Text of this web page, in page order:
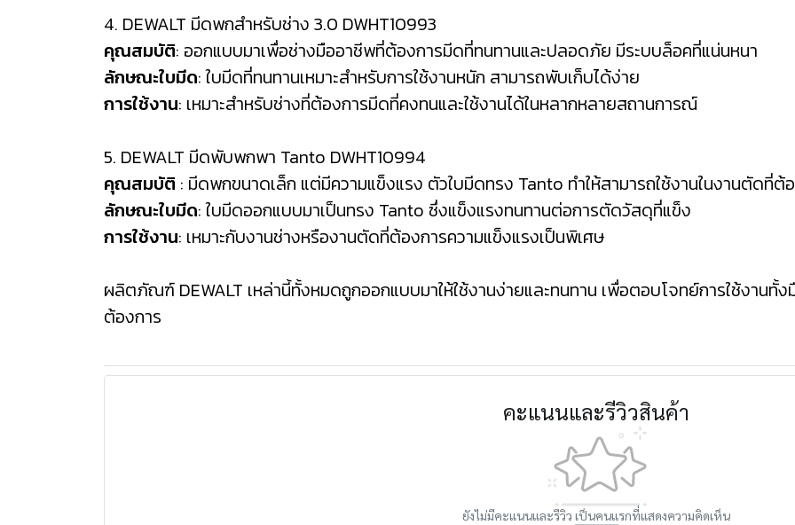
4. DEWALT มีดพกสำหรับช่าง 3.0 DWHT10993
คุณสมบัติ: ออกแบบมาเพื่อช่างมืออาชีพที่ต้องการมีดที่ทนทานและปลอดภัย มีระบบล็อคที่แน่นหนา
ลักษณะใบมีด: ใบมีดที่ทนทานเหมาะสำหรับการใช้งานหนัก สามารถพับเก็บได้ง่าย
การใช้งาน: เหมาะสำหรับช่างที่ต้องการมีดที่คงทนและใช้งานได้ในหลากหลายสถานการณ์
5. DEWALT มีดพับพกพา Tanto DWHT10994
คุณสมบัติ : มีดพกขนาดเล็ก แต่มีความแข็งแรง ตัวใบมีดทรง Tanto ทำให้สามารถใช้งานในงานตัดที่ต้
ลักษณะใบมีด: ใบมีดออกแบบมาเป็นทรง Tanto ซึ่งแข็งแรงทนทานต่อการตัดวัสดุที่แข็ง
การใช้งาน: เหมาะกับงานช่างหรืองานตัดที่ต้องการความแข็งแรงเป็นพิเศษ
ผลิตภัณฑ์ DEWALT เหล่านี้ทั้งหมดถูกออกแบบมาให้ใช้งานง่ายและทนทาน เพื่อตอบโจทย์การใช้งาน
ต้องการ
คะแนนและรีวิวสินค้า
ยังไม่มีคะแนนและรีวิว เป็นคนแรกที่แสดงความคิดเห็น